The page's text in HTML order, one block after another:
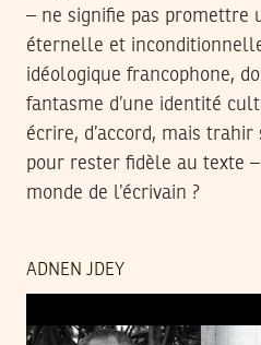
– ne signifie pas promettre
éternelle et
idéologique francophone,
fantasme d’une identité
écrire, d’accord, mais
pour rester fidèle au texte
monde de l’écrivain ?
ADNEN JDEY